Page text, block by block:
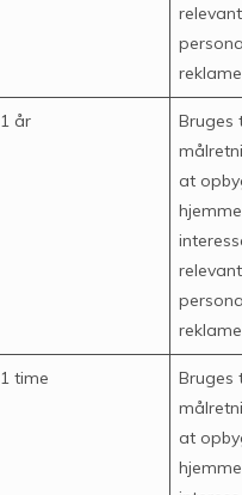
1 år
Bruges
at
1 time
Bruges
at